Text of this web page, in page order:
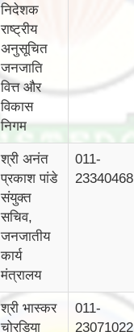
निदेशक
राष्ट्रीय
अनुसूचित
जनजाति
वित्त और
विकास
निगम
श्री अनंत
प्रकाश पांडे
संयुक्त
सचिव,
जनजातीय
कार्य
मंत्रालय
011-
23340468
श्री भास्कर
चोरडिया
011-
23071022